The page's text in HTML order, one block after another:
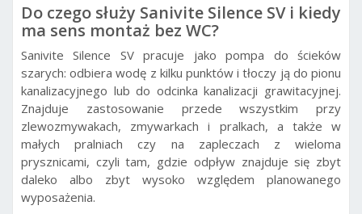
Do czego służy Sanivite Silence SV i kiedy
ma sens montaż bez WC?
Sanivite Silence SV pracuje jako pompa do ścieków
szarych: odbiera wodę z kilku punktów i tłoczy ją do pionu
kanalizacyjnego lub do odcinka kanalizacji grawitacyjnej.
Znajduje zastosowanie przede wszystkim przy
zlewozmywakach, zmywarkach i pralkach, a także w
małych pralniach czy na zapleczach z wieloma
prysznicami, czyli tam, gdzie odpływ znajduje się zbyt
daleko albo zbyt wysoko względem planowanego
wyposażenia.